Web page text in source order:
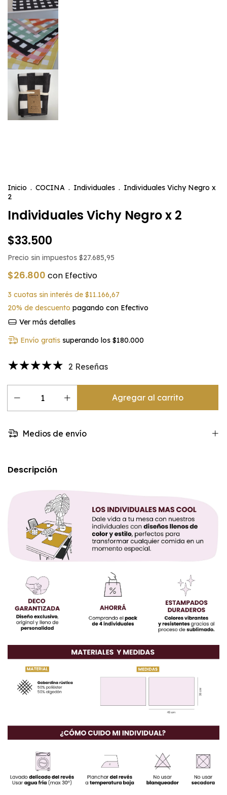
Inicio . COCINA . Individuales . Individuales Vichy Negro x
2
Individuales Vichy Negro x 2
$33.500
Precio sin impuestos $27.685,95
$26.800 con Efectivo
3 cuotas sin interés de $11.166,67
20% de descuento pagando con Efectivo
Ver más detalles
Envío gratis superando los$180.000
2 Reseñas
Medios de envío
Descripción